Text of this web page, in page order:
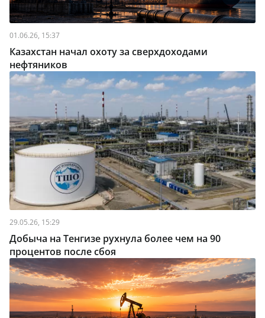
01.06.26, 15:37
Казахстан начал охоту за сверхдоходами
нефтяников
29.05.26, 15:29
Добыча на Тенгизе рухнула более чем на 90
процентов после сбоя